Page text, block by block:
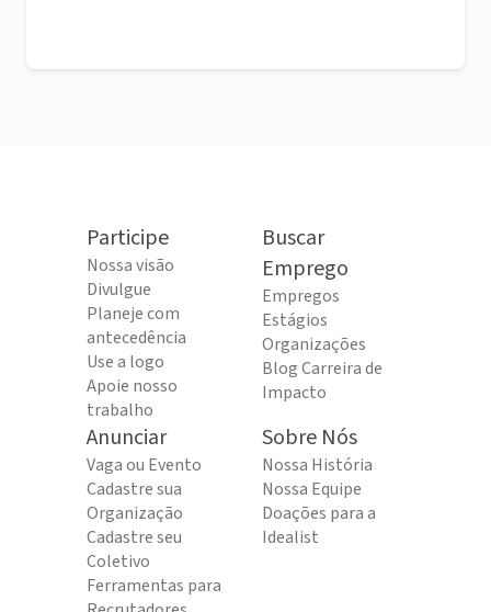
Participe
Nossa visão
Divulgue
Planeje com
antecedência
Use a logo
Apoie nosso
trabalho
Buscar
Emprego
Empregos
Estágios
Organizações
Blog Carreira de
Impacto
Anunciar
Vaga ou Evento
Cadastre sua
Organização
Cadastre seu
Coletivo
Ferramentas para
Sobre Nós
Nossa História
Nossa Equipe
Doações para a
Idealist